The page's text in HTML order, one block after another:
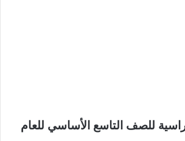
للصف التاسع الأساسي للعام